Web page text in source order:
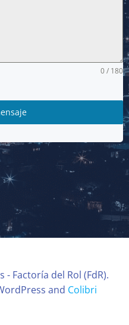
0 / 180
Factoría del Rol (FdR).
and Colibri